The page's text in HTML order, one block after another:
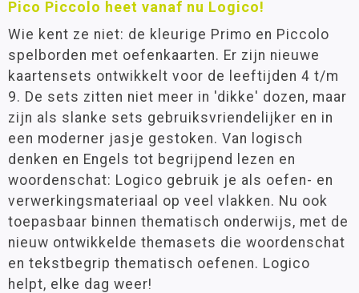
Pico Piccolo heet vanaf nu Logico!
Wie kent ze niet: de kleurige Primo en Piccolo
spelborden met oefenkaarten. Er zijn nieuwe
kaartensets ontwikkelt voor de leeftijden 4 t/m
9. De sets zitten niet meer in 'dikke' dozen, maar
zijn als slanke sets gebruiksvriendelijker en in
een moderner jasje gestoken. Van logisch
denken en Engels tot begrijpend lezen en
woordenschat: Logico gebruik je als oefen- en
verwerkingsmateriaal op veel vlakken. Nu ook
toepasbaar binnen thematisch onderwijs, met de
nieuw ontwikkelde themasets die woordenschat
en tekstbegrip thematisch oefenen. Logico
helpt, elke dag weer!